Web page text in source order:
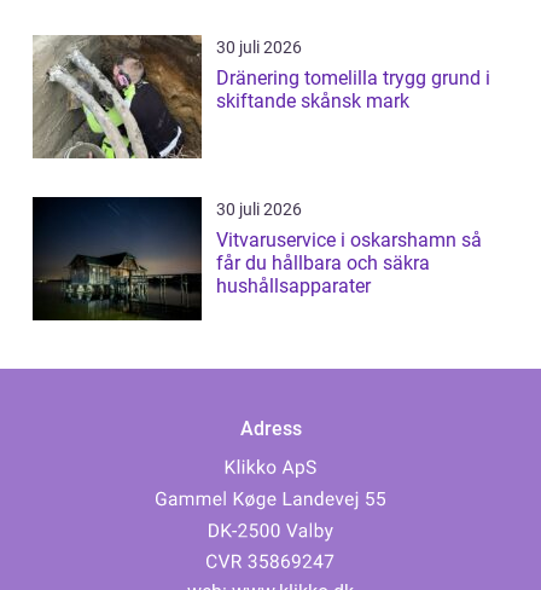
30 juli 2026
Dränering tomelilla trygg grund i
skiftande skånsk mark
30 juli 2026
Vitvaruservice i oskarshamn så
får du hållbara och säkra
hushållsapparater
Adress